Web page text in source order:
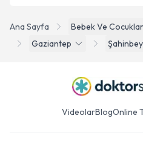
Ana Sayfa
Bebek Ve
Gaziantep
Şahinbey
VideolarBlogOnline